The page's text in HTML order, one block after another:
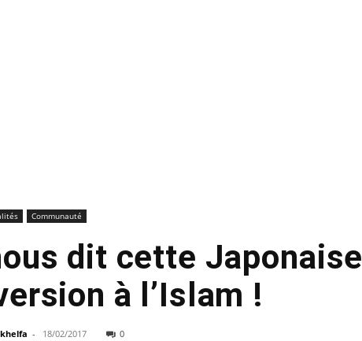
Communauté
dit cette Japonaise
à l’Islam !
- 18/02/2017 0